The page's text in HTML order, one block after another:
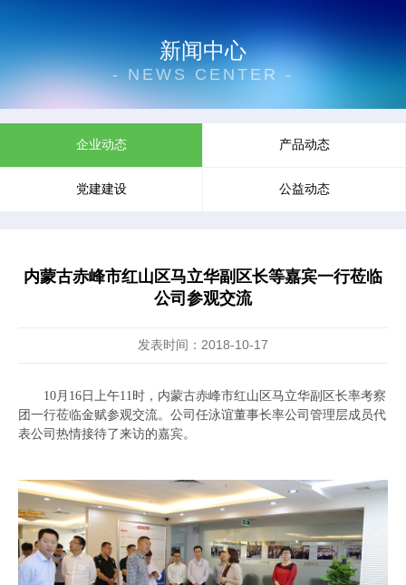
新闻中心
- NEWS CENTER -
企业动态 产品动态
党建建设 公益动态
内蒙古赤峰市红山区马立华副区长等嘉宾一行莅临
公司参观交流
发表时间：2018-10-17
10月16日上午11时，内蒙古赤峰市红山区马立华副区长率考察
团一行莅临金赋参观交流。公司任泳谊董事长率公司管理层成员代
表公司热情接待了来访的嘉宾。